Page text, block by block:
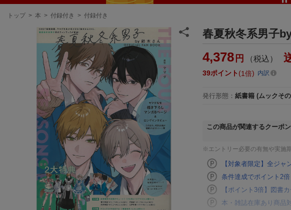
現
トップ > 本 > 付録付き > 付録付き
春夏秋冬系男子
4,378 円 （税込）
39ポイント 1倍 内訳
発行形態 ： 紙書籍 (ムックそ
この商品が関連するクーポ
※エントリー必要の有無や実施
【対象者限定】全ジ
条件達成でポイント2
【ポイント3倍】図書
本・雑誌在庫あり商品